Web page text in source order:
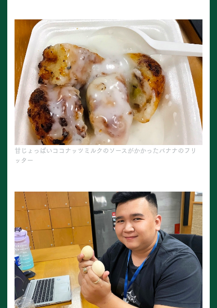
甘じょっぱいココナッツミルクのソースがかかったバナナのフリ
ッター